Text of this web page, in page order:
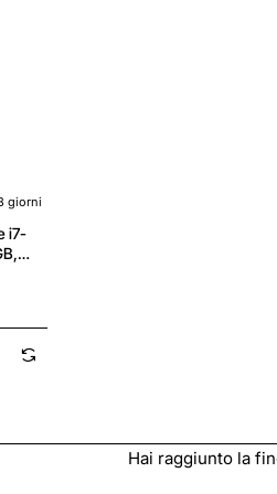
giorni
i7-
Hai raggiunto la